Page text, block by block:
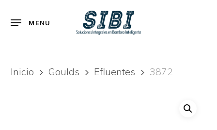
MENU
Inicio Goulds Efluentes 3872
Menu